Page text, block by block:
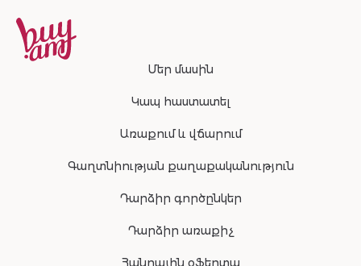
Մեր մասին
Կապ հաստատել
Առաքում և վճարում
Գաղտնիության քաղաքականություն
Դարձիր գործընկեր
Դարձիր առաքիչ
Հանրային օֆերտա